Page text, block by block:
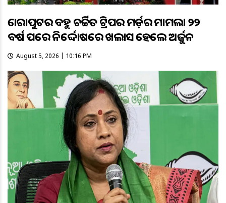
କୋରାପୁଟର ବହୁ ଚର୍ଚ୍ଚିତ ଟ୍ରିପର ମର୍ଡ଼ର ମାମଲା ୨୨
ବର୍ଷ ପରେ ନିର୍ଦ୍ଦୋଷରେ ଖଲାସ ହେଲେ ଅର୍ଜୁନ
August 5, 2026 | 10:16 PM